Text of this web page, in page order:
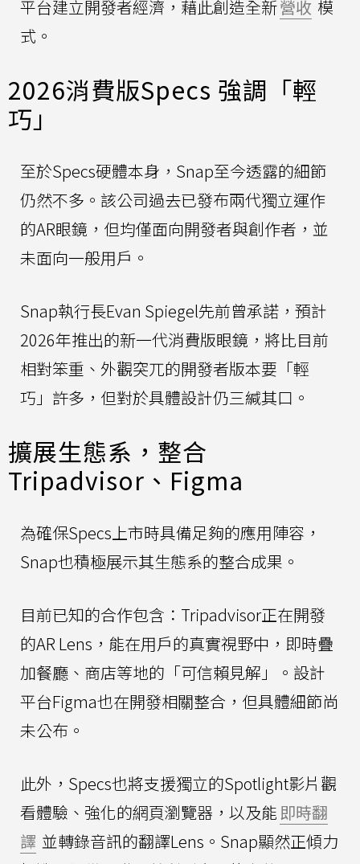
平台建立開發者經濟，藉此創造全新營收 模
式。
2026消費版Specs 強調「輕
巧」
至於Specs硬體本身，Snap至今透露的細節
仍然不多。該公司過去已發布兩代獨立運作
的AR眼鏡，但均僅面向開發者與創作者，並
未面向一般用戶。
Snap執行長Evan Spiegel先前曾承諾，預計
2026年推出的新一代消費版眼鏡，將比目前
相對笨重、外觀突兀的開發者版本要「輕
巧」許多，但對於具體設計仍三緘其口。
擴展生態系，整合
Tripadvisor、Figma
為確保Specs上市時具備足夠的應用陣容，
Snap也積極展示其生態系的整合成果。
目前已知的合作包含：Tripadvisor正在開發
的AR Lens，能在用戶的真實視野中，即時疊
加餐廳、商店等地的「可信賴見解」。設計
平台Figma也在開發相關整合，但具體細節尚
未公布。
此外，Specs也將支援獨立的Spotlight影片觀
看體驗、強化的網頁瀏覽器，以及能即時翻
譯 並轉錄音訊的翻譯Lens。Snap顯然正傾力